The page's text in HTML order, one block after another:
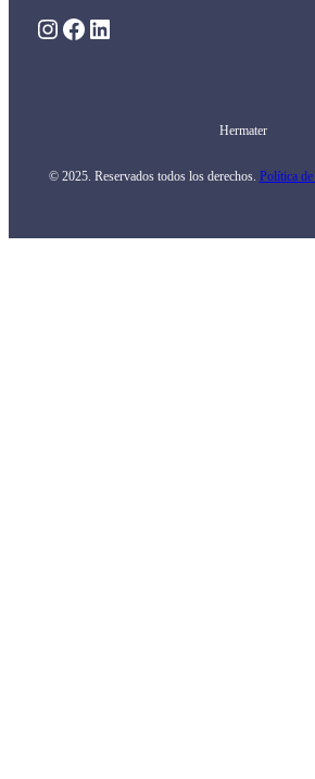
Instagram Facebook LinkedIn
Hermater
© 2025. Reservados todos los derechos. Política